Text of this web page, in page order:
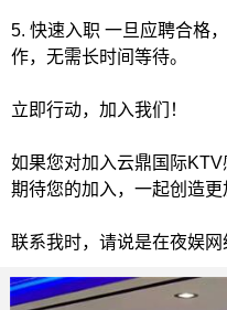
5. 快速入职 一旦应聘合格
作，无需长时间等待。
立即行动，加入我们！
如果您对加入云鼎国际KTV
期待您的加入，一起创造更
联系我时，请说是在夜娱网